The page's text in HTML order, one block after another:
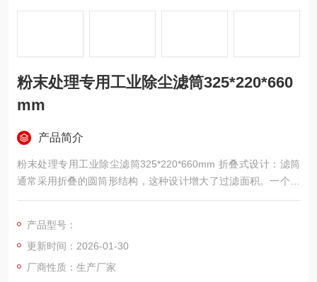
粉末处理专用工业除尘滤筒325*220*660
mm
产品简介
粉末处理专用工业除尘滤筒325*220*660mm 折叠式设计：滤筒
通常采用折叠的圆筒形结构，这种设计增大了过滤面积。一个标
准的 325220660mm 滤筒过滤面积可达 12m²。
喷塑、电镀处理，密封胶圈采用发泡密封胶圈密封，确保密封性
良好，防止含尘气体泄漏。
产品型号：
更新时间：2026-01-30
厂商性质：生产厂家